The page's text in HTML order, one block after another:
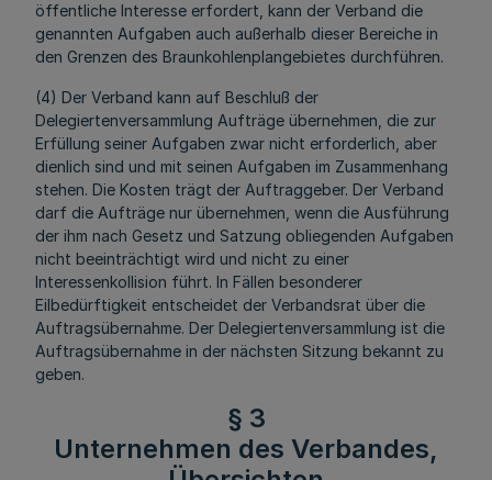
öffentliche Interesse erfordert, kann der Verband die
genannten Aufgaben auch außerhalb dieser Bereiche in
den Grenzen des Braunkohlenplangebietes durchführen.
(4) Der Verband kann auf Beschluß der
Delegiertenversammlung Aufträge übernehmen, die zur
Erfüllung seiner Aufgaben zwar nicht erforderlich, aber
dienlich sind und mit seinen Aufgaben im Zusammenhang
stehen. Die Kosten trägt der Auftraggeber. Der Verband
darf die Aufträge nur übernehmen, wenn die Ausführung
der ihm nach Gesetz und Satzung obliegenden Aufgaben
nicht beeinträchtigt wird und nicht zu einer
Interessenkollision führt. In Fällen besonderer
Eilbedürftigkeit entscheidet der Verbandsrat über die
Auftragsübernahme. Der Delegiertenversammlung ist die
Auftragsübernahme in der nächsten Sitzung bekannt zu
geben.
§ 3
Unternehmen des Verbandes,